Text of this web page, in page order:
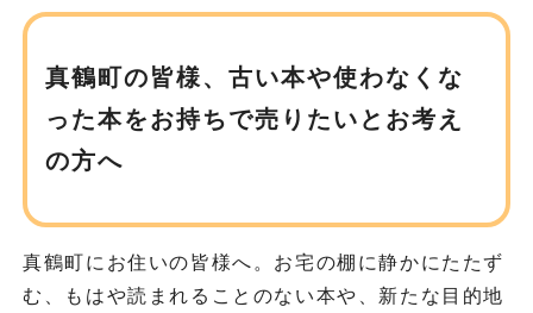
真鶴町の皆様、古い本や使わなくな
った本をお持ちで売りたいとお考え
の方へ
真鶴町にお住いの皆様へ。お宅の棚に静かにたたず
む、もはや読まれることのない本や、新たな目的地